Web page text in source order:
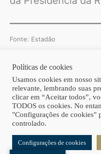
Fonte: Estadão
Copyright © 2026 |
Políticas de cookies
Usamos cookies em nosso
relevante, lembrando suas
clicar em “Aceitar todos”,
TODOS os cookies. No
"Configurações de cookies"
controlado.
Configurações de cookies